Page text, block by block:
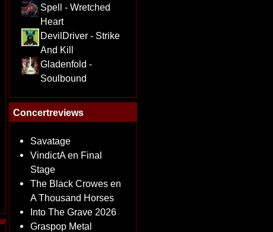
Spell - Wretched
Heart
DevilDriver - Strike
And Kill
Gladenfold -
Soulbound
Concertreviews
Savatage
VindictA en Final
Stage
The Black Crowes en
A Thousand Horses
Into The Grave 2026
Graspop Metal